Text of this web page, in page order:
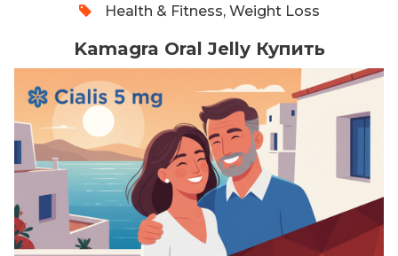
Health & Fitness, Weight Loss
Kamagra Oral Jelly Купить